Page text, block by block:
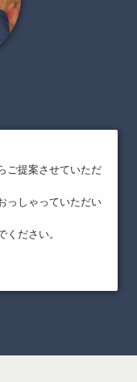
ご提案させていただ
っしゃっていただい
ださい。